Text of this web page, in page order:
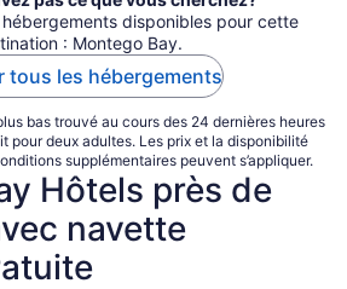
disponibles pour cette
: Montego Bay.
tous les hébergements
bas trouvé au cours des 24 dernières heures
pour deux adultes. Les prix et la disponibilité
supplémentaires peuvent s’appliquer.
Hôtels près de
navette